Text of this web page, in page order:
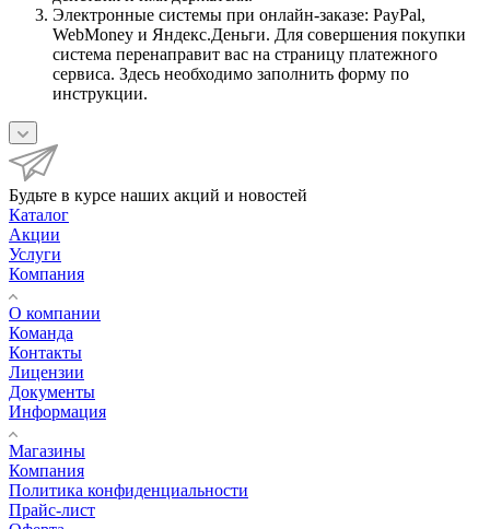
Электронные системы при онлайн-заказе: PayPal,
WebMoney и Яндекс.Деньги. Для совершения покупки
система перенаправит вас на страницу платежного
сервиса. Здесь необходимо заполнить форму по
инструкции.
Будьте в курсе наших акций и новостей
Каталог
Акции
Услуги
Компания
О компании
Команда
Контакты
Лицензии
Документы
Информация
Магазины
Компания
Политика конфиденциальности
Прайс-лист